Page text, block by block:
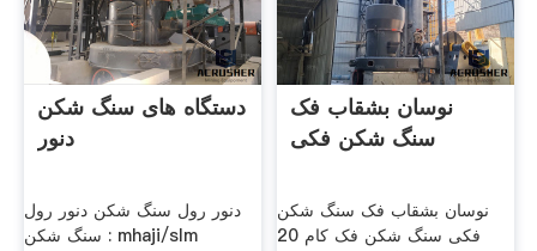
دستگاه های سنگ شکن
دنور
دنور رول سنگ شکن دنور رول
سنگ شکن : mhaji/slm
نوسان بشقاب فک
سنگ شکن فکی
نوسان بشقاب فک سنگ شکن
فکی سنگ شکن فک کام 20